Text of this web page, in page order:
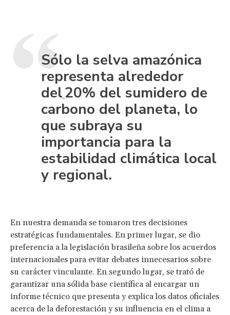
Sólo la selva amazónica
representa alrededor
del20% del sumidero de
carbono del planeta, lo
que subraya su
importancia para la
estabilidad climática local
y regional.
En nuestra demanda se tomaron tres decisiones
estratégicas fundamentales. En primer lugar, se dio
preferencia a la legislación brasileña sobre los acuerdos
internacionales para evitar debates innecesarios sobre
su carácter vinculante. En segundo lugar, se trató de
garantizar una sólida base científica al encargar un
informe técnico que presenta y explica los datos oficiales
acerca de la deforestación y su influencia en el clima a